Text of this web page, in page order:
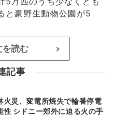
と豪野生動物公園が5
を読む >
記事
火災、変電所焼失で輪番停電
性 シドニー郊外に迫る火の手